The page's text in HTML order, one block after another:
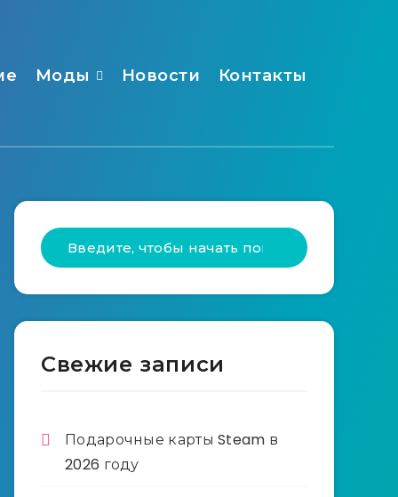
Моды Новости Контакты
Свежие записи
Подарочные карты Steam в
2026 году